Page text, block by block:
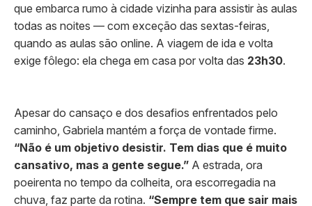
que embarca rumo à cidade vizinha para assistir às aulas
todas as noites — com exceção das sextas-feiras,
quando as aulas são online. A viagem de ida e volta
exige fôlego: ela chega em casa por volta das 23h30.
Apesar do cansaço e dos desafios enfrentados pelo
caminho, Gabriela mantém a força de vontade firme.
“Não é um objetivo desistir. Tem dias que é muito
cansativo, mas a gente segue.” A estrada, ora
poeirenta no tempo da colheita, ora escorregadia na
chuva, faz parte da rotina. “Sempre tem que sair mais